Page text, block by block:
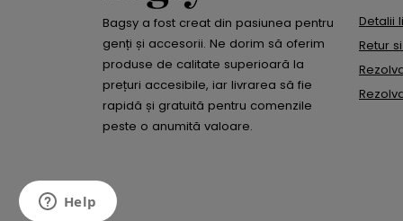
Bagsy a fost creat din pasiunea pentru
genți și accesorii. Ne dorim să oferim
produse de calitate superioară la
prețuri accesibile, iar livrarea să fie
rapidă și gratuită pentru comenzile
peste o anumită valoare.
Detalii
Retur